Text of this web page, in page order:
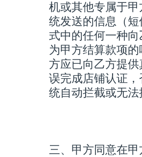
机或其他专属于
统发送的信息（
式中的任何一种
为甲方结算款项
方应已向乙方提
误完成店铺认证
统自动拦截或无法
三、甲方同意在